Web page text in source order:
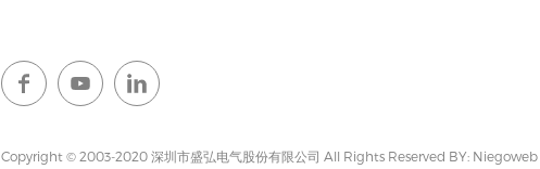
Copyright © 2003-2020 深圳市盛弘电气股份有限公司 All Rights Reserved BY: Niegoweb